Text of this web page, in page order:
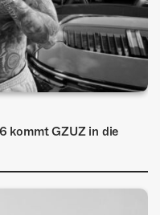
kommt GZUZ in die